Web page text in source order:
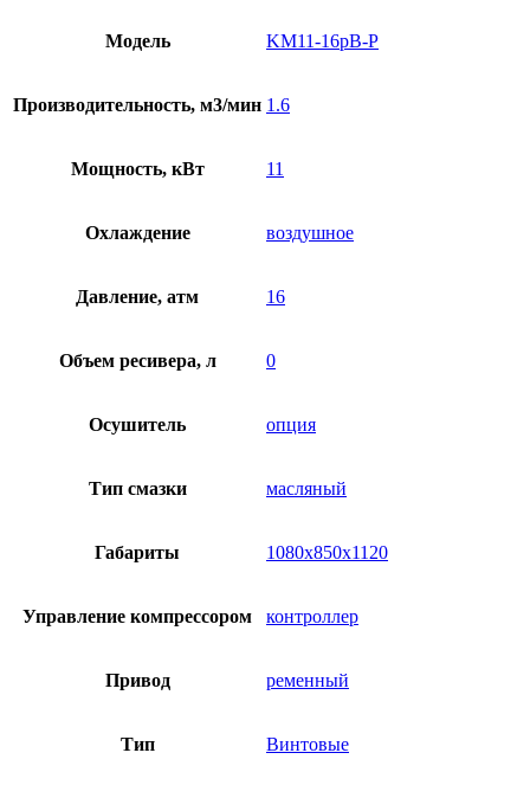
Модель KM11-16рВ-Р
Производительность, м3/мин 1.6
Мощность, кВт 11
Охлаждение воздушное
Давление, атм 16
Объем ресивера, л 0
Осушитель опция
Тип смазки масляный
Габариты 1080х850х1120
Управление компрессором контроллер
Привод ременный
Тип Винтовые